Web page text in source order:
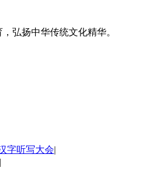
弘扬中华传统文化精华。
字听写大会|
|